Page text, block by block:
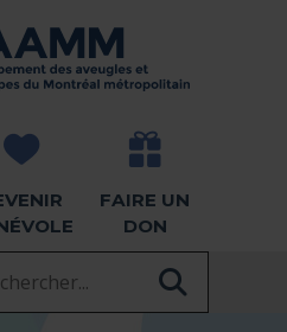
D'ACCUEIL -
FAIRE UN
DON